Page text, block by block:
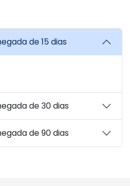
de 15 dias
de 30 dias
de 90 dias